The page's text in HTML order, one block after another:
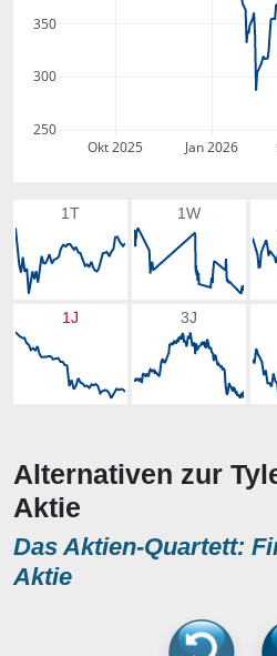
Okt 2025 Jan 2026
250
300
350
1T 1W
1J 3J
Alternativen zur
Aktie
Das Aktien-Quartett:
Aktie